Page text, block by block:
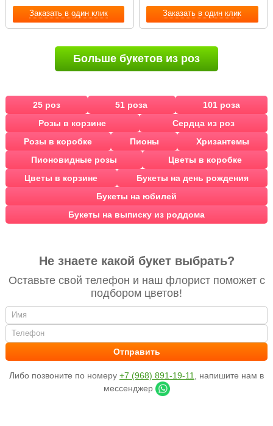
Заказать в один клик Заказать в один клик
Больше букетов из роз
25 роз 51 роза
101 роза
Розы в корзине
Сердца из роз
Розы в коробке
Пионы
Хризантемы
Пионовидные розы
Цветы в коробке
Цветы в корзине
Букеты на день рождения
Букеты на юбилей
Букеты на выписку из роддома
Не знаете какой букет выбрать?
Оставьте свой телефон и наш флорист поможет с
подбором цветов!
Либо позвоните по номеру +7 (968) 891-19-11
, напишите нам в
мессенджер